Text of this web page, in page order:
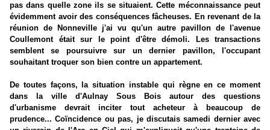
pas dans quelle zone ils se situaient. Cette méconnaissance peut
évidemment avoir des conséquences fâcheuses. En revenant de la
réunion de Nonneville j'ai vu qu'un autre pavillon de l'avenue
Coullemont était sur le point d'être démoli. Les transactions
semblent se poursuivre sur un dernier pavillon, l'occupant
souhaitant troquer son bien contre un appartement.
De toutes façons, la situation instable qui règne en ce moment
dans la ville d'Aulnay Sous Bois autour des questions
d'urbanisme devrait inciter tout acheteur à beaucoup de
prudence... Coïncidence ou pas, je discutais samedi dernier avec